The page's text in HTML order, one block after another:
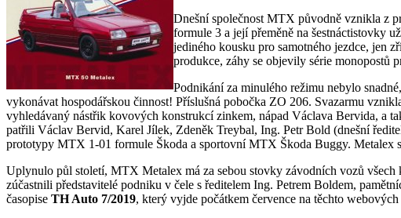
Dnešní společnost MTX původně vznikla z
formule 3 a její přeměně na šestnáctistovky
jediného kousku pro samotného jezdce, jen
produkce, záhy se objevily série monopostů
Podnikání za minulého režimu nebylo
vykonávat hospodářskou činnost! Příslušná pobočka ZO 206. Svazarmu
vyhledávaný nástřik kovových konstrukcí zinkem, nápad Václava Bervida, a
patřili Václav Bervid, Karel Jílek, Zdeněk Treybal, Ing. Petr Bold (dnešní
prototypy MTX 1-01 formule Škoda a sportovní MTX Škoda Buggy. Metalex
Uplynulo půl století, MTX Metalex má za sebou stovky závodních vozů
zúčastnili představitelé podniku v čele s ředitelem Ing. Petrem Boldem,
časopise TH Auto 7/2019, který vyjde počátkem července na těchto webových